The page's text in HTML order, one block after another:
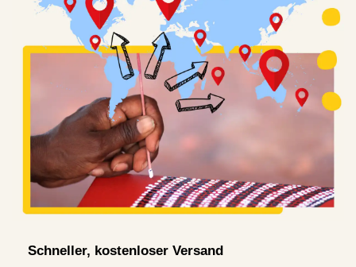
Schneller, kostenloser Versand